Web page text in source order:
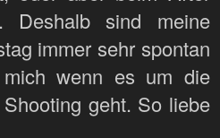
Deshalb sind meine
immer sehr spontan
wenn es um die
geht. So liebe